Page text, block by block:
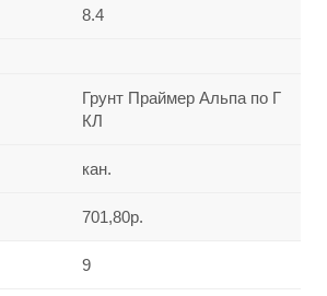
8.4
Грунт Праймер Альпа по Г
КЛ
кан.
701,80р.
9